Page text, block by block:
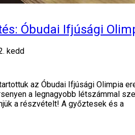
Óbudai Ifjúsági
kedd
az Óbudai Ifjúsági Olimpia
a legnagyobb létszámmal
a részvételt! A győztesek és a